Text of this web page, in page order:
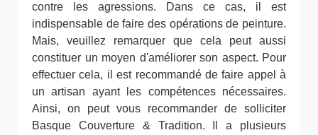
contre les agressions. Dans ce cas, il est
indispensable de faire des opérations de peinture.
Mais, veuillez remarquer que cela peut aussi
constituer un moyen d'améliorer son aspect. Pour
effectuer cela, il est recommandé de faire appel à
un artisan ayant les compétences nécessaires.
Ainsi, on peut vous recommander de solliciter
Basque Couverture & Tradition. Il a plusieurs